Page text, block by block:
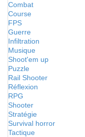
Combat
Course
FPS
Guerre
Infiltration
Musique
Shoot'em up
Puzzle
Rail Shooter
Réflexion
RPG
Shooter
Stratégie
Survival horror
Tactique